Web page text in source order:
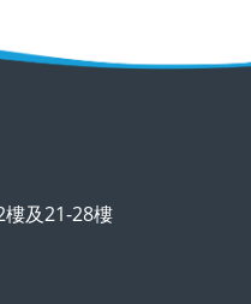
及21-28樓